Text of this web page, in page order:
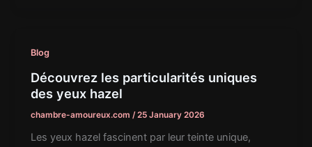
Blog
Découvrez les particularités uniques
des yeux hazel
chambre-amoureux.com /25 January 2026
Les yeux hazel fascinent par leur teinte unique,